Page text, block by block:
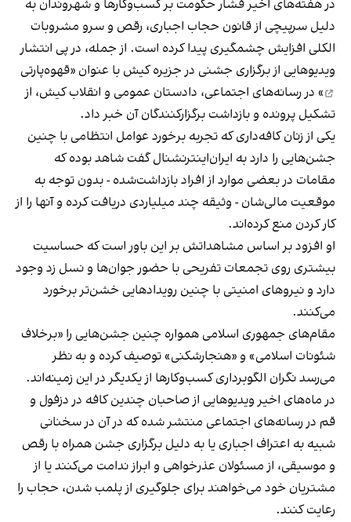
در هفته‌های اخیر فشار حکومت بر کسب‌وکارها و شهروندان به
دلیل سرپیچی از قانون حجاب اجباری، رقص و سرو مشروبات
الکلی افزایش چشمگیری پیدا کرده است. از جمله، در پی انتشار
ویدیوهایی از برگزاری جشنی در جزیره کیش با عنوان «قهوه‌پارتی
» در رسانه‌های اجتماعی، دادستان عمومی و انقلاب کیش، از
تشکیل پرونده و بازداشت برگزارکنندگان آن خبر داد.
یکی از زنان کافه‌داری که تجربه برخورد عوامل انتظامی با چنین
جشن‌هایی را دارد به ایران‌اینترنشنال گفت شاهد بوده که
مقامات در بعضی موارد از افراد بازداشت‌‌شده - بدون توجه به
موقعیت مالی‌شان - وثیقه چند میلیاردی دریافت کرده و آنها را از
کار کردن منع کرده‌اند.
او افزود بر اساس مشاهداتش بر این باور است که حساسیت
بیشتری روی تجمعات تفریحی با حضور جوان‌ها و نسل زد وجود
دارد و نیروهای امنیتی با چنین رویدادهایی خشن‌تر برخورد
می‌کنند.
مقام‌های جمهوری اسلامی همواره چنین جشن‌هایی را «برخلاف
شئونات اسلامی» و «هنجارشکنی» توصیف کرده و به نظر
می‌رسد نگران الگوبرداری کسب‌وکارها از یکدیگر در این زمینه‌اند.
در ماه‌های اخیر ویدیوهایی از صاحبان چندین کافه در دزفول و
قم در رسانه‌های اجتماعی منتشر شده که در آن در سخنانی
شبیه به اعتراف اجباری یا به دلیل برگزاری جشن همراه با رقص
و موسیقی، از مسئولان عذرخواهی و ابراز ندامت می‌کنند یا از
مشتریان خود می‌خواهند برای جلوگیری از پلمب شدن، حجاب را
رعایت کنند.